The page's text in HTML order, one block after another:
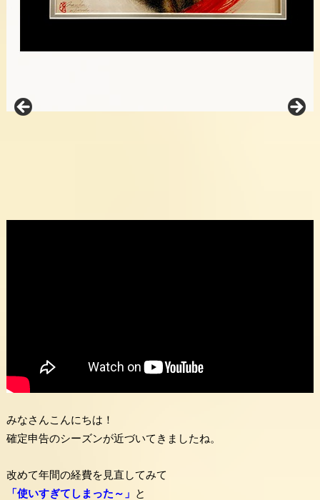
みなさんこんにちは！
確定申告のシーズンが近づいてきましたね。
改めて年間の経費を見直してみて
「使いすぎてしまった～」 と